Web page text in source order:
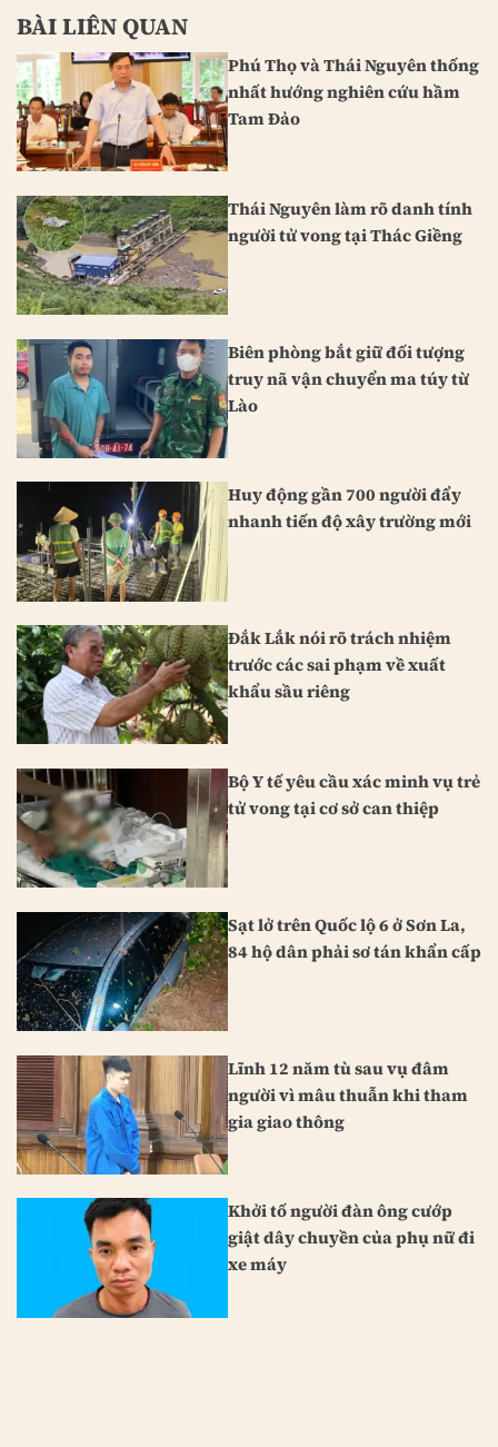
BÀI LIÊN QUAN
Phú Thọ và Thái Nguyên thống
nhất hướng nghiên cứu hầm
Tam Đảo
Thái Nguyên làm rõ danh tính
người tử vong tại Thác Giềng
Biên phòng bắt giữ đối tượng
truy nã vận chuyển ma túy từ
Lào
Huy động gần 700 người đẩy
nhanh tiến độ xây trường mới
Đắk Lắk nói rõ trách nhiệm
trước các sai phạm về xuất
khẩu sầu riêng
Bộ Y tế yêu cầu xác minh vụ trẻ
tử vong tại cơ sở can thiệp
Sạt lở trên Quốc lộ 6 ở Sơn La,
84 hộ dân phải sơ tán khẩn cấp
Lĩnh 12 năm tù sau vụ đâm
người vì mâu thuẫn khi tham
gia giao thông
Khởi tố người đàn ông cướp
giật dây chuyền của phụ nữ đi
xe máy